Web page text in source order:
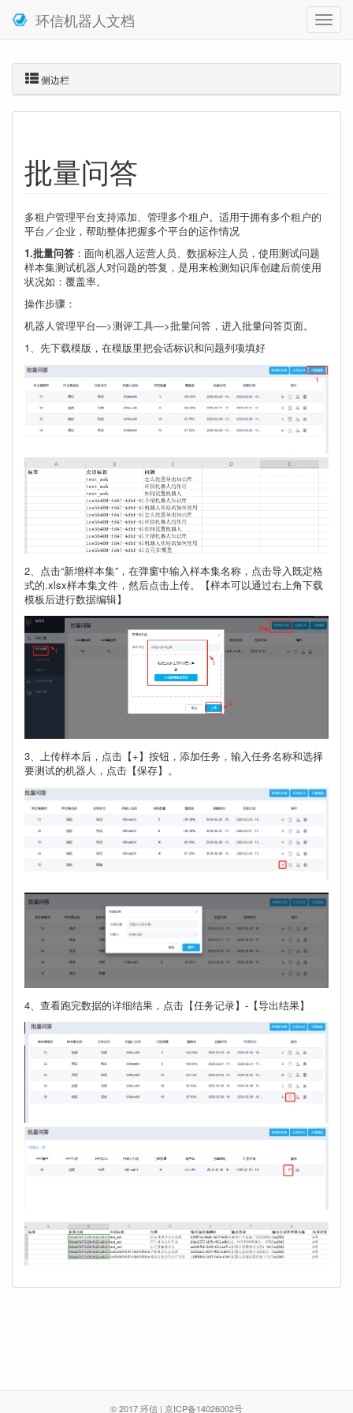
环信机器人文档
侧边栏
批量问答
多租户管理平台支持添加、管理多个租户。适用于拥有多个租户的
平台／企业，帮助整体把握多个平台的运作情况
1.批量问答 ：面向机器人运营人员、数据标注人员，使用测试问题
样本集测试机器人对问题的答复，是用来检测知识库创建后前使用
状况如：覆盖率。
操作步骤：
机器人管理平台—>测评工具—>批量问答，进入批量问答页面。
1、先下载模版，在模版里把会话标识和问题列项填好
2、点击“新增样本集”，在弹窗中输入样本集名称，点击导入既定格
式的.xlsx样本集文件，然后点击上传。【样本可以通过右上角下载
模板后进行数据编辑】
3、上传样本后，点击【+】按钮，添加任务，输入任务名称和选择
要测试的机器人，点击【保存】。
4、查看跑完数据的详细结果，点击【任务记录】-【导出结果】
© 2017 环信 | 京ICP备14026002号